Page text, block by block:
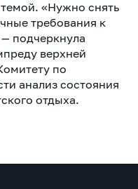
«Нужно снять
требования к
подчеркнула
верхней
по
анализ состояния
отдыха.